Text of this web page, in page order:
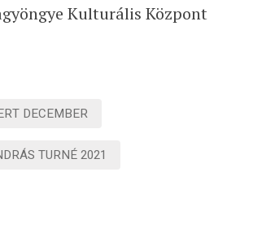
Kulturális Központ
DECEMBER
TURNÉ 2021